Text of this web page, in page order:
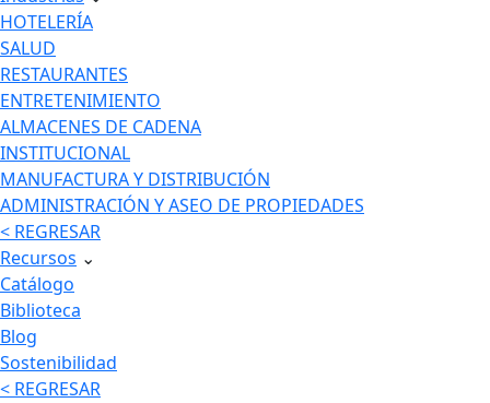
HOTELERÍA
SALUD
RESTAURANTES
ENTRETENIMIENTO
ALMACENES DE CADENA
INSTITUCIONAL
MANUFACTURA Y DISTRIBUCIÓN
ADMINISTRACIÓN Y ASEO DE PROPIEDADES
< REGRESAR
Recursos ⌄
Catálogo
Biblioteca
Blog
Sostenibilidad
< REGRESAR